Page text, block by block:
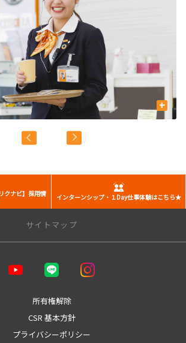
+
クナビ】採用情
インターンシップ・１Day仕事体験はこちら★
サイトマップ
対する基本方針
所有権解除
CSR 基本方針
プライバシーポリシー